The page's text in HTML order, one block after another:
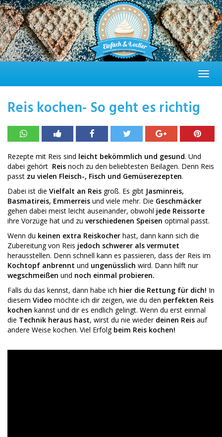
Skip
to
main
content
Reis kochen- So geht es richtig
Rezepte mit Reis sind leicht bekömmlich und gesund. Und
dabei gehört Reis noch zu den beliebtesten Beilagen. Denn Reis
passt zu vielen Fleisch-, Fisch und Gemüserezepten.
Dabei ist die Vielfalt an Reis groß. Es gibt Jasminreis,
Basmatireis, Emmerreis und viele mehr. Die Geschmäcker
gehen dabei meist leicht auseinander, obwohl jede Reissorte
ihre Vorzüge hat und zu verschiedenen Speisen optimal passt.
Wenn du keinen extra Reiskocher hast, dann kann sich die
Zubereitung von Reis jedoch schwerer als vermutet
herausstellen. Denn schnell kann es passieren, dass der Reis im
Kochtopf anbrennt und ungenüsslich wird. Dann hilft nur
wegschmeißen und noch einmal probieren.
Falls du das kennst, dann habe ich hier die Rettung für dich! In
diesem Video möchte ich dir zeigen, wie du den perfekten Reis
kochen kannst und dir es endlich gelingt. Wenn du erst einmal
die Technik heraus hast, wirst du nie wieder deinen Reis auf
andere Weise kochen. Viel Erfolg beim Reis kochen!